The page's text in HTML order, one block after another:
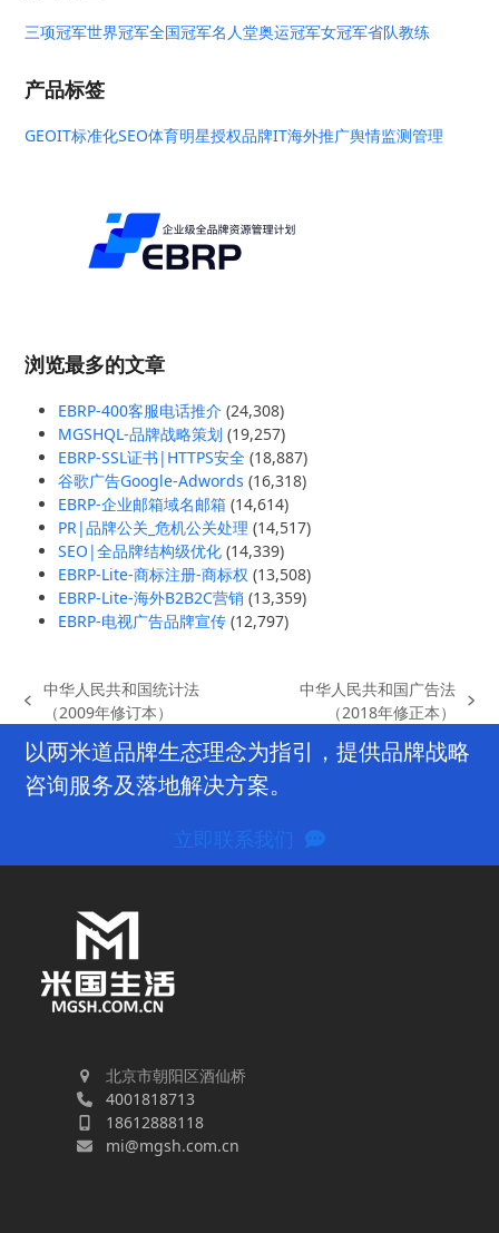
三项冠军世界冠军全国冠军名人堂奥运冠军女冠军省队教练
产品标签
GEOIT标准化SEO体育明星授权品牌IT海外推广舆情监测管理
浏览最多的文章
EBRP-400客服电话推介 (24,308)
MGSHQL-品牌战略策划 (19,257)
EBRP-SSL证书|HTTPS安全 (18,887)
谷歌广告Google-Adwords (16,318)
EBRP-企业邮箱域名邮箱 (14,614)
PR|品牌公关_危机公关处理 (14,517)
SEO|全品牌结构级优化 (14,339)
EBRP-Lite-商标注册-商标权 (13,508)
EBRP-Lite-海外B2B2C营销 (13,359)
EBRP-电视广告品牌宣传 (12,797)
previous
中华人民共和国统计法
（2009年修订本）
中华人民共和国广告法
（2018年修正本）
以两米道品牌生态理念为指引，提供品牌战略
咨询服务及落地解决方案。
立即联系我们
北京市朝阳区酒仙桥
4001818713
18612888118
mi@mgsh.com.cn